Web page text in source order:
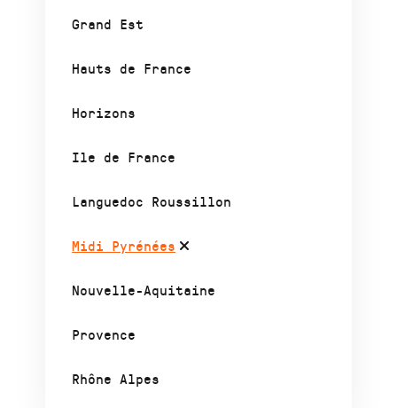
Grand Est
Hauts de France
Horizons
Ile de France
Languedoc Roussillon
Midi Pyrénées
Nouvelle-Aquitaine
Provence
Rhône Alpes